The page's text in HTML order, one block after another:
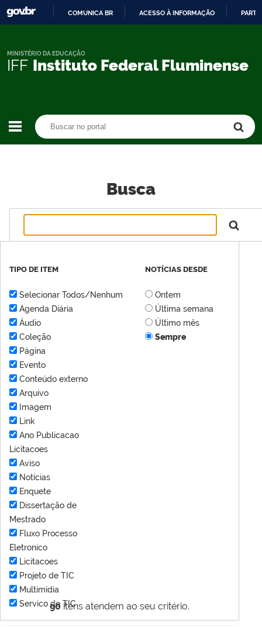
CONTEÚDO
COMUNICA BR ACESSO À INFORMAÇÃO
IFF Instituto Federal Fluminense
MINISTÉRIO DA EDUCAÇÃO
Busca
90 itens atendem ao seu critério.
TIPO DE ITEM
Selecionar Todos/Nenhum
Agenda Diária
Áudio
Coleção
Página
Evento
Conteúdo externo
Arquivo
Imagem
Link
Ano Publicacao
Licitacoes
Aviso
Notícias
Enquete
Dissertação de
Mestrado
Fluxo Processo
Eletronico
Licitacoes
Projeto de TIC
Multimídia
Servico de TIC
NOTÍCIAS DESDE
Ontem
Última semana
Último mês
Sempre